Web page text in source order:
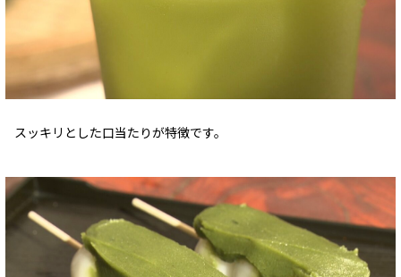
スッキリとした口当たりが特徴です。